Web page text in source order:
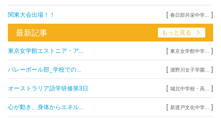
関東大会出場！！ [ 春日部共栄中学... ]
最新記事 もっと見る
東京女学館エストニア・ア... [ 東京女学館中学... ]
バレーボール部_学校での... [ 瀧野川女子学園... ]
オーストラリア語学研修第3日 [ 城北中学校・高... ]
心が動き、身体からエネル... [ 新渡戸文化中学... ]